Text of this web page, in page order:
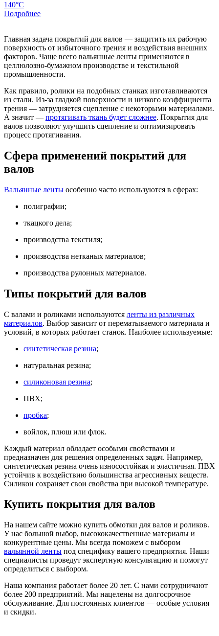
140°C
Подробнее
Главная задача покрытий для валов — защитить их рабочую
поверхность от избыточного трения и воздействия внешних
факторов. Чаще всего вальянные ленты применяются в
целлюлозно-бумажном производстве и текстильной
промышленности.
Как правило, ролики на подобных станках изготавливаются
из стали. Из-за гладкой поверхности и низкого коэффициента
трения — затрудняется сцепление с некоторыми материалами.
А значит — протягивать ткань будет сложнее. Покрытия для
валов позволяют улучшить сцепление и оптимизировать
процесс протягивания.
Сфера применений покрытий для
валов
Вальянные ленты особенно часто используются в сферах:
полиграфии;
ткацкого дела;
производства текстиля;
производства нетканых материалов;
производства рулонных материалов.
Типы покрытий для валов
С валами и роликами используются ленты из различных
материалов. Выбор зависит от перематываемого материала и
условий, в которых работает станок. Наиболее используемые:
синтетическая резина;
натуральная резина;
силиконовая резина;
ПВХ;
пробка;
войлок, плюш или флок.
Каждый материал обладает особыми свойствами и
предназначен для решения определенных задач. Например,
синтетическая резина очень износостойкая и эластичная. ПВХ
устойчив к воздействию большинства агрессивных веществ.
Силикон сохраняет свои свойства при высокой температуре.
Купить покрытия для валов
На нашем сайте можно купить обмотки для валов и роликов.
У нас большой выбор, высококачественные материалы и
конкурентные цены. Мы всегда поможем с выбором
вальянной ленты под специфику вашего предприятия. Наши
специалисты проведут экспертную консультацию и помогут
определиться с выбором.
Наша компания работает более 20 лет. С нами сотрудничают
более 200 предприятий. Мы нацелены на долгосрочное
обслуживание. Для постоянных клиентов — особые условия
и скидки.